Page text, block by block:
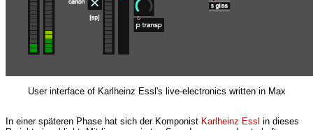
User interface of Karlheinz Essl's live-electronics written in Max
In einer späteren Phase hat sich der Komponist Karlheinz Essl in dieses